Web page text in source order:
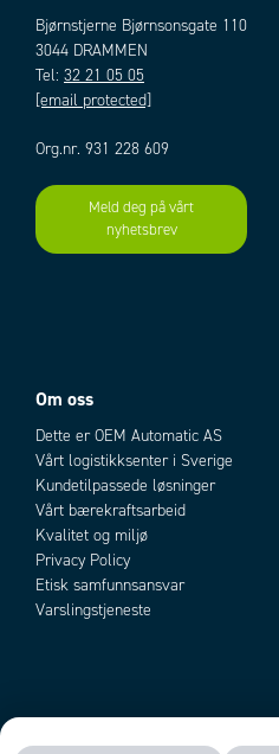
Montering
Roterende
Add to existing cart row
Bjørnstjerne Bjørnsonsgate 110
3044 DRAMMEN
Tel: 32 21 05 05
[email protected]
Org.nr. 931 228 609
Meld deg på vårt
nyhetsbrev
Om oss
Dette er OEM Automatic AS
Vårt logistikksenter i Sverige
Kundetilpassede løsninger
Vårt bærekraftsarbeid
Kvalitet og miljø
Privacy Policy
Etisk samfunnsansvar
Varslingstjeneste